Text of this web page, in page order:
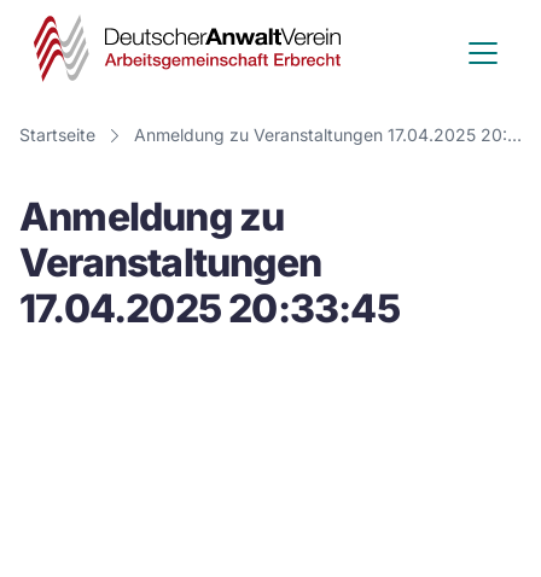
Deutscher
Anwalt
Verein
Startseite Anmeldung zu Veranstaltungen 17.04.2025 20:33:45
Anmeldung zu
Veranstaltungen
17.04.2025 20:33:45